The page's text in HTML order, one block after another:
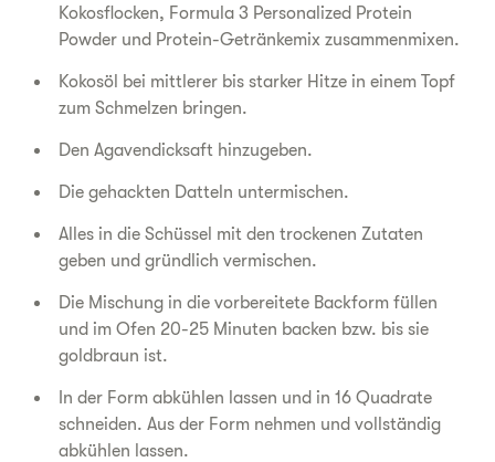
Kokosflocken, Formula 3 Personalized Protein
Powder und Protein-Getränkemix zusammenmixen.
Kokosöl bei mittlerer bis starker Hitze in einem Topf
zum Schmelzen bringen.
Den Agavendicksaft hinzugeben.
Die gehackten Datteln untermischen.
Alles in die Schüssel mit den trockenen Zutaten
geben und gründlich vermischen.
Die Mischung in die vorbereitete Backform füllen
und im Ofen 20-25 Minuten backen bzw. bis sie
goldbraun ist.
In der Form abkühlen lassen und in 16 Quadrate
schneiden. Aus der Form nehmen und vollständig
abkühlen lassen.